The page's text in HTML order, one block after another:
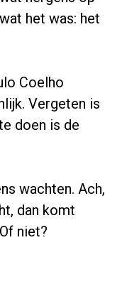
het was: het
Coelho
Vergeten is
doen is de
wachten. Ach,
dan komt
niet?